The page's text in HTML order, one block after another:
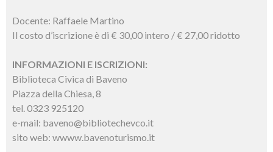
Docente: Raffaele Martino
Il costo d’iscrizione è di € 30,00 intero / € 27,00 ridotto
INFORMAZIONI E ISCRIZIONI:
Biblioteca Civica di Baveno
Piazza della Chiesa, 8
tel. 0323 925120
e-mail: baveno@bibliotechevco.it
sito web: wwww.bavenoturismo.it